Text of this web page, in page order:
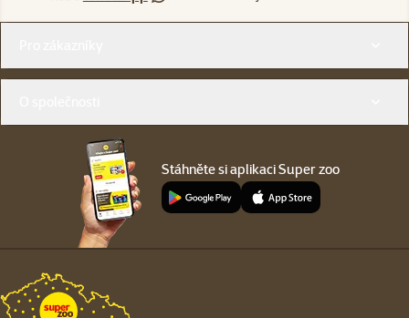
Stáhněte si aplikaci Super zoo